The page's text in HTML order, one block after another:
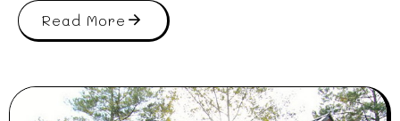
Read More